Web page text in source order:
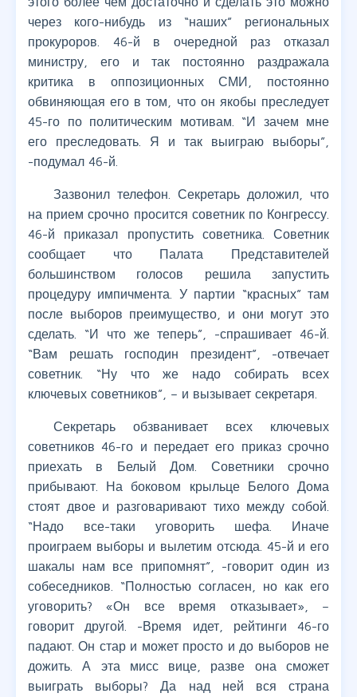
через кого-нибудь из “наших” региональных
прокуроров. 46-й в очередной раз отказал
министру, его и так постоянно раздражала
критика в оппозиционных СМИ, постоянно
обвиняющая его в том, что он якобы преследует
45-го по политическим мотивам. “И зачем мне
его преследовать. Я и так выиграю выборы”,
-подумал 46-й.
Зазвонил телефон. Секретарь доложил, что
на прием срочно просится советник по Конгрессу.
46-й приказал пропустить советника. Советник
сообщает что Палата Представителей
большинством голосов решила запустить
процедуру импичмента. У партии “красных” там
после выборов преимущество, и они могут это
сделать. “И что же теперь”, -спрашивает 46-й.
“Вам решать господин президент”, -отвечает
советник. “Ну что же надо собирать всех
ключевых советников”, – и вызывает секретаря.
Секретарь обзванивает всех ключевых
советников 46-го и передает его приказ срочно
приехать в Белый Дом. Советники срочно
прибывают. На боковом крыльце Белого Дома
стоят двое и разговаривают тихо между собой.
“Надо все-таки уговорить шефа. Иначе
проиграем выборы и вылетим отсюда. 45-й и его
шакалы нам все припомнят”, -говорит один из
собеседников. “Полностью согласен, но как его
уговорить? «Он все время отказывает», –
говорит другой. -Время идет, рейтинги 46-го
падают. Он стар и может просто и до выборов не
дожить. А эта мисс вице, разве она сможет
выиграть выборы? Да над ней вся страна